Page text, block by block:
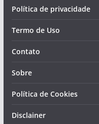
Política de privacidade
Termo de Uso
Contato
Sobre
Política de Cookies
Disclainer